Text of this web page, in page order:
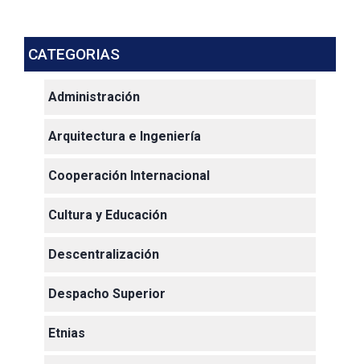
CATEGORIAS
Administración
Arquitectura e Ingeniería
Cooperación Internacional
Cultura y Educación
Descentralización
Despacho Superior
Etnias